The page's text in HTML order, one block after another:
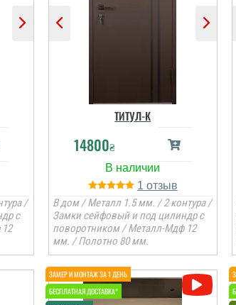
/
с
ТИТУЛ-К
14800₴
1
В дом / Металл 1.5 мм. / 2 контура /
Замки сейфовый и под цилиндр с
поворотником / Металл-Мдф 12
мм. / Полотно 80 мм.